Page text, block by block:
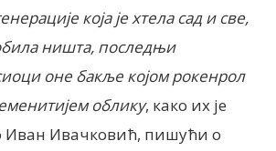
која је хтела сад и све,
ништа, последњи
оне бакље којом рокенрол
облику, како их је
Иван Ивачковић, пишући о